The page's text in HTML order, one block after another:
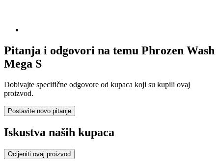
Pitanja i odgovori na temu Phrozen Wash
Mega S
Dobivajte specifične odgovore od kupaca koji su kupili ovaj
proizvod.
Postavite novo pitanje
Iskustva naših kupaca
Ocijeniti ovaj proizvod